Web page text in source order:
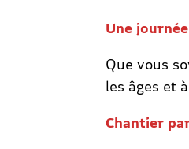
Une
Que vous
les âges et
Chantier